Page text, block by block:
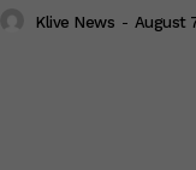
Klive News - August